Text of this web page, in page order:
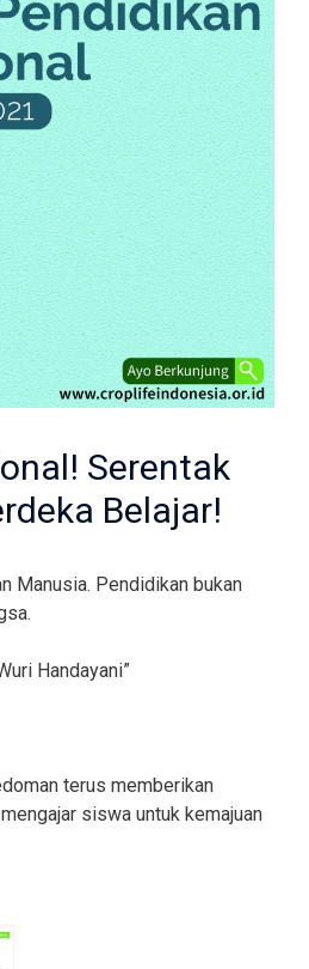
Serentak
Belajar!
Manusia. Pendidikan bukan
Handayani”
terus memberikan
siswa untuk kemajuan